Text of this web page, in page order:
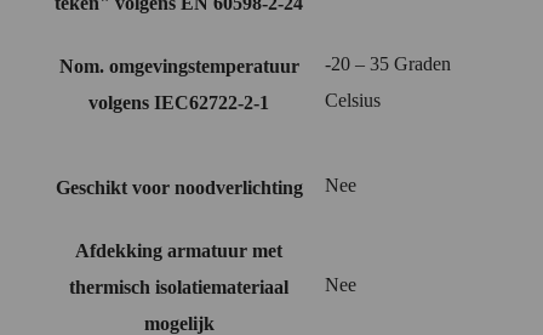
Nom. omgevingstemperatuur
volgens IEC62722-2-1
-20 – 35 Graden
Celsius
Geschikt voor noodverlichting Nee
Afdekking armatuur met
thermisch isolatiemateriaal
mogelijk
Nee